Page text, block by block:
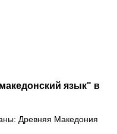
язык" в
Древняя Македония